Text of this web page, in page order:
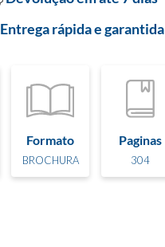
Entrega rápida e garantida
Formato
BROCHURA
Paginas
304